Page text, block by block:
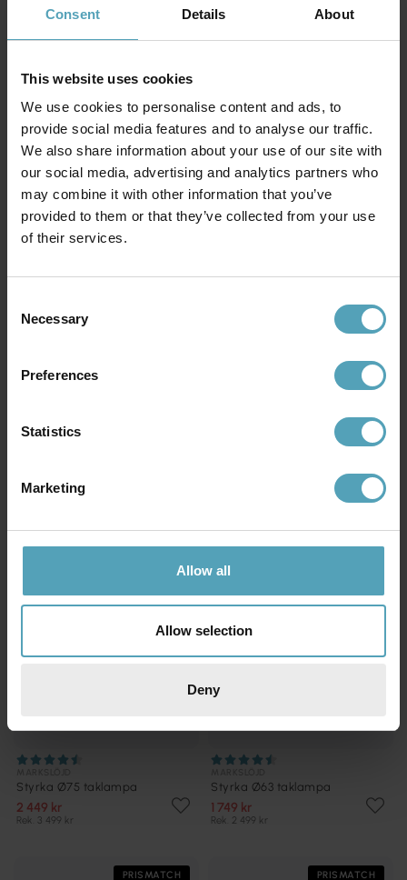
Consent Details About
This website uses cookies
We use cookies to personalise content and ads, to
provide social media features and to analyse our traffic.
We also share information about your use of our site with
our social media, advertising and analytics partners who
may combine it with other information that you’ve
provided to them or that they’ve collected from your use
of their services.
Selection
Necessary
Preferences
Statistics
Marketing
Allow all
Allow selection
Deny
Rek. 2 699 kr Rek. 4 089 kr
EMIBIG LIGHTING
Rek. 1 739 kr
Styrka Ø75 taklampa
2 449 kr
Rek. 3 499 kr
Styrka Ø63 taklampa
1 749 kr
Rek. 2 499 kr
PRISMATCH PRISMATCH